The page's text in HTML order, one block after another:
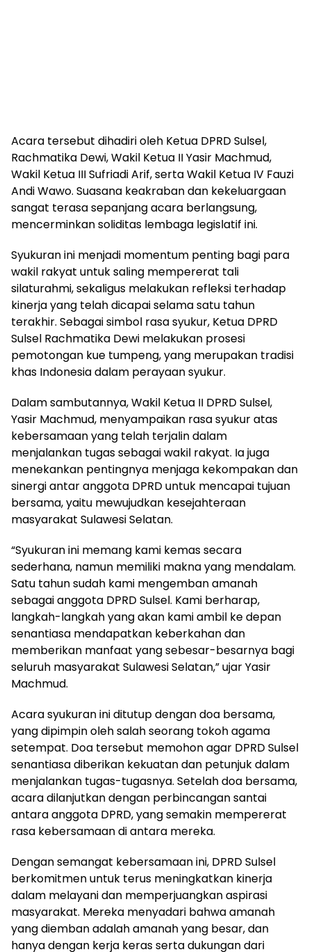
Acara tersebut dihadiri oleh Ketua DPRD Sulsel,
Rachmatika Dewi, Wakil Ketua II Yasir Machmud,
Wakil Ketua III Sufriadi Arif, serta Wakil Ketua IV Fauzi
Andi Wawo. Suasana keakraban dan kekeluargaan
sangat terasa sepanjang acara berlangsung,
mencerminkan soliditas lembaga legislatif ini.
Syukuran ini menjadi momentum penting bagi para
wakil rakyat untuk saling mempererat tali
silaturahmi, sekaligus melakukan refleksi terhadap
kinerja yang telah dicapai selama satu tahun
terakhir. Sebagai simbol rasa syukur, Ketua DPRD
Sulsel Rachmatika Dewi melakukan prosesi
pemotongan kue tumpeng, yang merupakan tradisi
khas Indonesia dalam perayaan syukur.
Dalam sambutannya, Wakil Ketua II DPRD Sulsel,
Yasir Machmud, menyampaikan rasa syukur atas
kebersamaan yang telah terjalin dalam
menjalankan tugas sebagai wakil rakyat. Ia juga
menekankan pentingnya menjaga kekompakan dan
sinergi antar anggota DPRD untuk mencapai tujuan
bersama, yaitu mewujudkan kesejahteraan
masyarakat Sulawesi Selatan.
“Syukuran ini memang kami kemas secara
sederhana, namun memiliki makna yang mendalam.
Satu tahun sudah kami mengemban amanah
sebagai anggota DPRD Sulsel. Kami berharap,
langkah-langkah yang akan kami ambil ke depan
senantiasa mendapatkan keberkahan dan
memberikan manfaat yang sebesar-besarnya bagi
seluruh masyarakat Sulawesi Selatan,” ujar Yasir
Machmud.
Acara syukuran ini ditutup dengan doa bersama,
yang dipimpin oleh salah seorang tokoh agama
setempat. Doa tersebut memohon agar DPRD Sulsel
senantiasa diberikan kekuatan dan petunjuk dalam
menjalankan tugas-tugasnya. Setelah doa bersama,
acara dilanjutkan dengan perbincangan santai
antara anggota DPRD, yang semakin mempererat
rasa kebersamaan di antara mereka.
Dengan semangat kebersamaan ini, DPRD Sulsel
berkomitmen untuk terus meningkatkan kinerja
dalam melayani dan memperjuangkan aspirasi
masyarakat. Mereka menyadari bahwa amanah
yang diemban adalah amanah yang besar, dan
hanya dengan kerja keras serta dukungan dari